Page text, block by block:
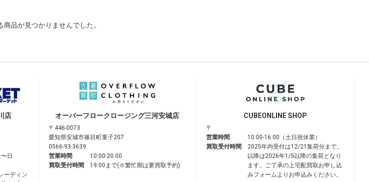
商品が見つかりませんでした。
店
日
ーディン
オーバーフロークロージング三河安城店
〒446-0073
愛知県安城市篠目町童子207
0566-93-3639
営業時間
10:00-20:00
買取受付時間
19:00まで(※繁忙期は要買取予約)
CUBEONLINE SHOP
〒
営業時間
10:00-16:00（土日祝休業）
買取受付時間
2025年内受付は12/21集荷分まで。
以降は2026年1/5以降の集荷となり
ます。ご了承の上宅配買取お申し込
みフォームよりお申込みください。